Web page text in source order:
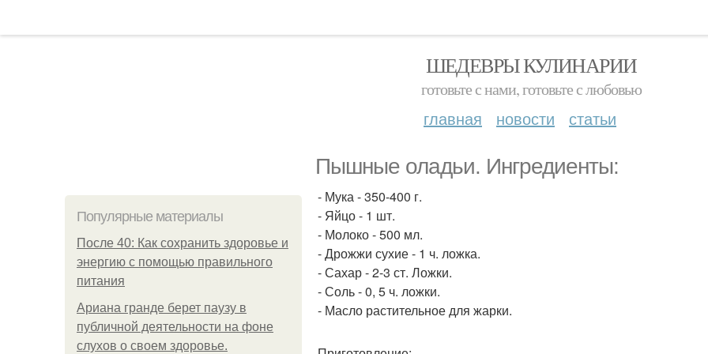
ШЕДЕВРЫ КУЛИНАРИИ
готовьте с нами, готовьте с любовью
главная новости статьи
Пышные оладьи. Ингредиенты:
Популярные материалы
После 40: Как сохранить здоровье и
энергию с помощью правильного
питания
Ариана гранде берет паузу в
публичной деятельности на фоне
слухов о своем здоровье.
- Мука - 350-400 г.
- Яйцо - 1 шт.
- Молоко - 500 мл.
- Дрожжи сухие - 1 ч. ложка.
- Сахар - 2-3 ст. Ложки.
- Соль - 0, 5 ч. ложки.
- Масло растительное для жарки.